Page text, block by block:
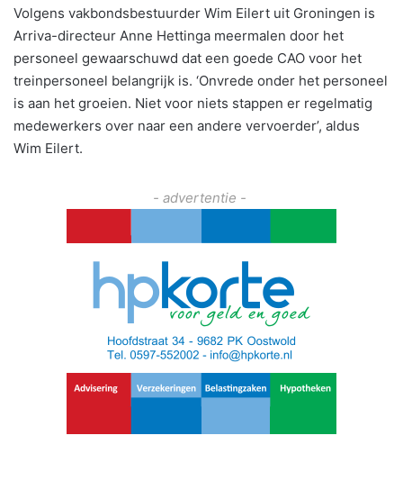
Volgens vakbondsbestuurder Wim Eilert uit Groningen is
Arriva-directeur Anne Hettinga meermalen door het
personeel gewaarschuwd dat een goede CAO voor het
treinpersoneel belangrijk is. ‘Onvrede onder het personeel
is aan het groeien. Niet voor niets stappen er regelmatig
medewerkers over naar een andere vervoerder’, aldus
Wim Eilert.
- advertentie -